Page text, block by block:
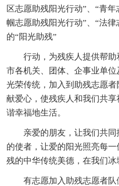
区志愿助残阳光行动”、“青
帼志愿助残阳光行动”、“法
的“阳光助残”
行动，为残疾人提供帮助
市各机关、团体、企事业单
光荣传统，加入到助残志愿
献爱心，使残疾人和我们共
谐幸福地生活。
亲爱的朋友，让我们共同
的使者，让爱的阳光照亮每
残的中华传统美德，在我们冰
有志愿加入助残志愿者队